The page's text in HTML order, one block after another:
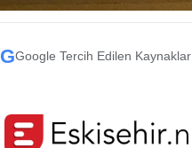
GGoogle Tercih Edilen Kaynaklar